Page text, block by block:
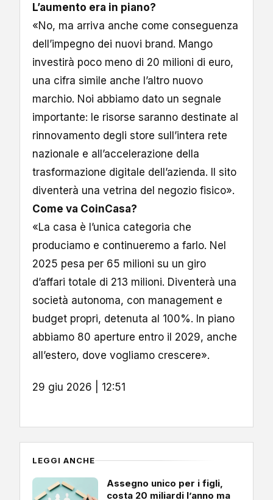
L’aumento era in piano?
«No, ma arriva anche come conseguenza
dell’impegno dei nuovi brand. Mango
investirà poco meno di 20 milioni di euro,
una cifra simile anche l’altro nuovo
marchio. Noi abbiamo dato un segnale
importante: le risorse saranno destinate al
rinnovamento degli store sull’intera rete
nazionale e all’accelerazione della
trasformazione digitale dell’azienda. Il sito
diventerà una vetrina del negozio fisico».
Come va CoinCasa?
«La casa è l’unica categoria che
produciamo e continueremo a farlo. Nel
2025 pesa per 65 milioni su un giro
d’affari totale di 213 milioni. Diventerà una
società autonoma, con management e
budget propri, detenuta al 100%. In piano
abbiamo 80 aperture entro il 2029, anche
all’estero, dove vogliamo crescere».
29 giu 2026 | 12:51
LEGGI ANCHE
Assegno unico per i figli,
costa 20 miliardi l’anno ma